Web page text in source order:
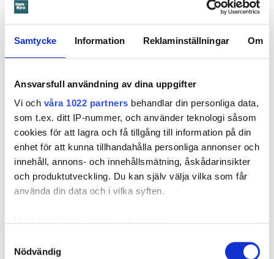
Samtycke Information Reklaminställningar Om
Ansvarsfull användning av dina uppgifter
Vi och våra 1022 partners behandlar din personliga data,
som t.ex. ditt IP-nummer, och använder teknologi såsom
cookies för att lagra och få tillgång till information på din
enhet för att kunna tillhandahålla personliga annonser och
innehåll, annons- och innehållsmätning, åskådarinsikter
och produktutveckling. Du kan själv välja vilka som får
använda din data och i vilka syften.
som kan ha en noggrannhet på upp till flera meter
Nödvändig
Foto: Hyresnämnden
Foto: Hyresnämnden
Hyresgästen borde ha upptäckt och larmat om glipan i duschväggen, menar
domstolarna.
Hyresgästen själv menar att hyresvärden under hela den tid
han bott där varken gjort några inspektioner eller något
underhåll av badrummet, och att det är anledningen till att
sprickan har kunnat uppstå. Sprickan var heller inte så lätt
Värden har en annan uppfattning, och påpekar att företaget